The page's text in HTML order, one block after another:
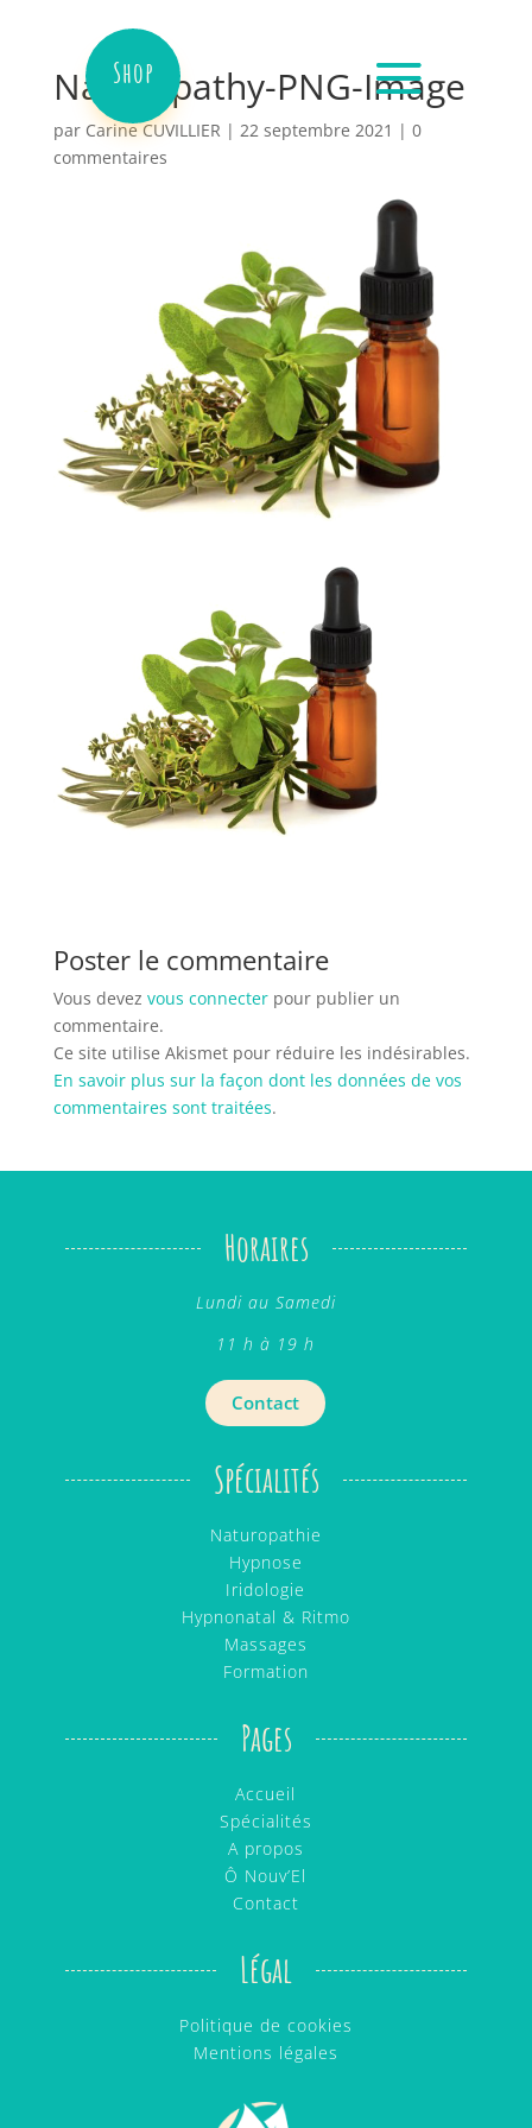
Shop
Naturopathy-PNG-Image
par Carine CUVILLIER | 22 septembre 2021 | 0
commentaires
Poster le commentaire
Vous devez vous connecterpour publier un
commentaire.
Ce site utilise Akismet pour réduire les indésirables.
En savoir plus sur la façon dont les données de vos
commentaires sont traitées.
Horaires
Lundi au Samedi
11 h à 19 h
Contact
Spécialités
Naturopathie
Hypnose
Iridologie
Hypnonatal & Ritmo
Massages
Formation
Pages
Accueil
Spécialités
A propos
Ô Nouv’El
Contact
Légal
Politique de cookies
Mentions légales